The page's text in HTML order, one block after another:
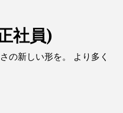
社員)
の新しい形を。 より多く